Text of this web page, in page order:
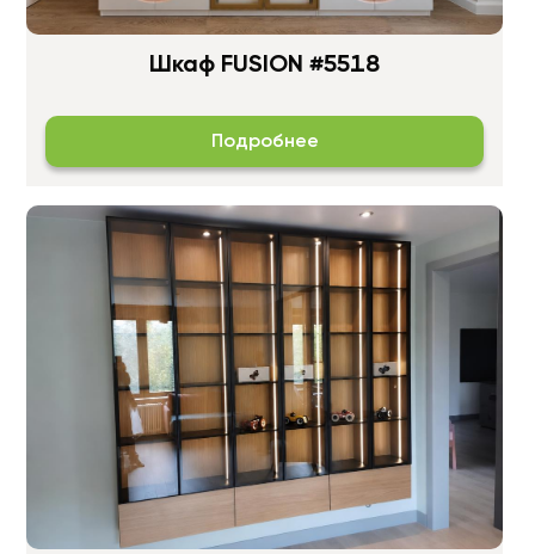
Шкаф FUSION #5518
Подробнее